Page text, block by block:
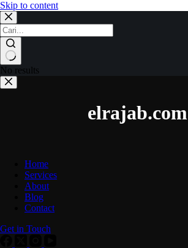
Skip to content
No results
elrajab.com
Home
Services
About
Blog
Contact
Get in Touch